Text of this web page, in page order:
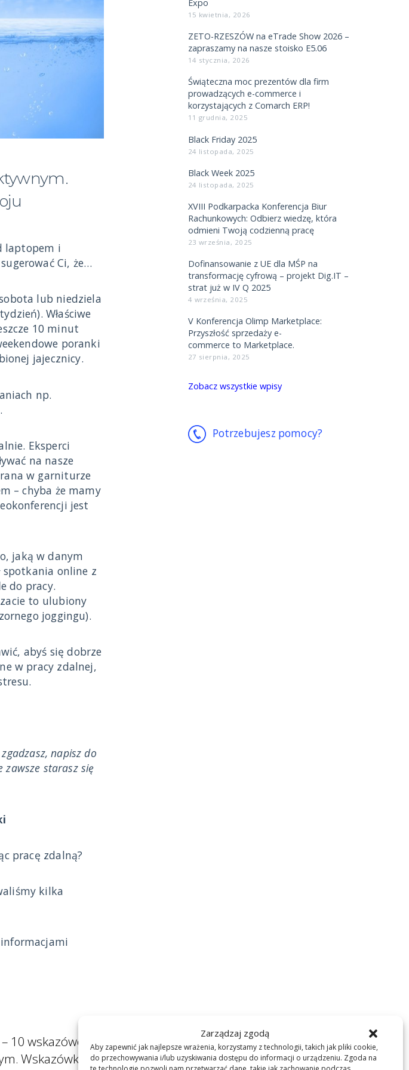
Zarządzaj zgodą
Aby zapewnić jak najlepsze wrażenia, korzystamy z technologii, takich jak pliki cookie,
do przechowywania i/lub uzyskiwania dostępu do informacji o urządzeniu. Zgoda na
laptopem i
Ci, że…
lub niedziela
Właściwe
10 minut
poranki
jajecznicy.
np.
Eksperci
na nasze
w garniturze
– chyba że mamy
jest
jaką w danym
spotkania online z
do pracy.
to ulubiony
joggingu).
abyś się dobrze
w pracy zdalnej,
napisz do
zawsze starasz się
pracę zdalną?
kilka
10 wskazówek jak być
Wskazówka 4 – Jedz
Expo
15 kwietnia, 2026
ZETO-RZESZÓW na eTrade Show 2026 –
zapraszamy na nasze stoisko E5.06
14 stycznia, 2026
Świąteczna moc prezentów dla firm
prowadzących e-commerce i
korzystających z Comarch ERP!
11 grudnia, 2025
Black Friday 2025
24 listopada, 2025
Black Week 2025
24 listopada, 2025
XVIII Podkarpacka Konferencja Biur
Rachunkowych: Odbierz wiedzę, która
odmieni Twoją codzienną pracę
23 września, 2025
Dofinansowanie z UE dla MŚP na
transformację cyfrową – projekt Dig.IT –
strat już w IV Q 2025
4 września, 2025
V Konferencja Olimp Marketplace:
Przyszłość sprzedaży e-
commerce to Marketplace.
27 sierpnia, 2025
Zobacz wszystkie wpisy
Potrzebujesz pomocy?